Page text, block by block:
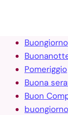
Buongiorno
Pomeriggio
Buona
Buon